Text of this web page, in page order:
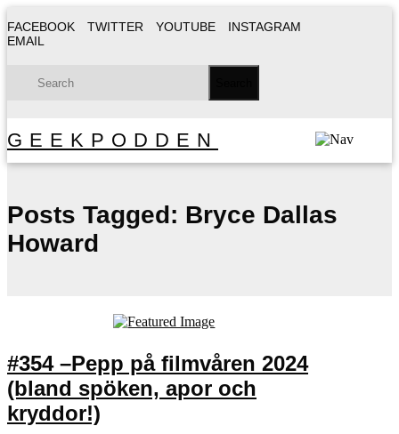
FACEBOOK TWITTER YOUTUBE
INSTAGRAM
EMAIL
GEEKPODDEN
Posts Tagged: Bryce Dallas
Howard
#354 –Pepp på filmvåren 2024
(bland spöken, apor och
kryddor!)